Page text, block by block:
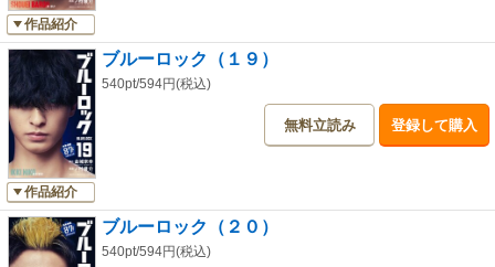
作品紹介
作品紹介
ブルーロック（１９）
540pt/594円(税込)
無料立読み 登録して購入
ブルーロック（２０）
540pt/594円(税込)